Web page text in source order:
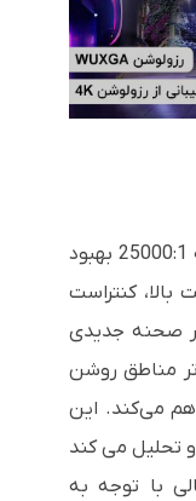
فناوری کنتراست پویا پاناسونیک به 25000:1 بهبود
بالا، کنتراست
صحنه جدیدی
مناطق روشن
می‌کند. این
و تحلیل می کند
با توجه به